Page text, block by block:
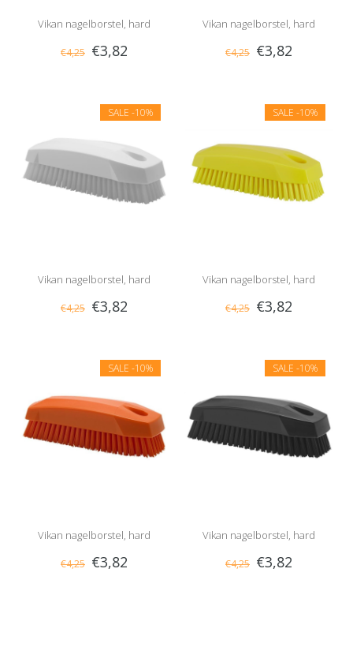
Vikan nagelborstel, hard
€4,25 €3,82
Vikan nagelborstel, hard
€4,25 €3,82
SALE -10%
Vikan nagelborstel, hard
€4,25 €3,82
SALE -10%
Vikan nagelborstel, hard
€4,25 €3,82
SALE -10%
Vikan nagelborstel, hard
€4,25 €3,82
SALE -10%
Vikan nagelborstel, hard
€4,25 €3,82